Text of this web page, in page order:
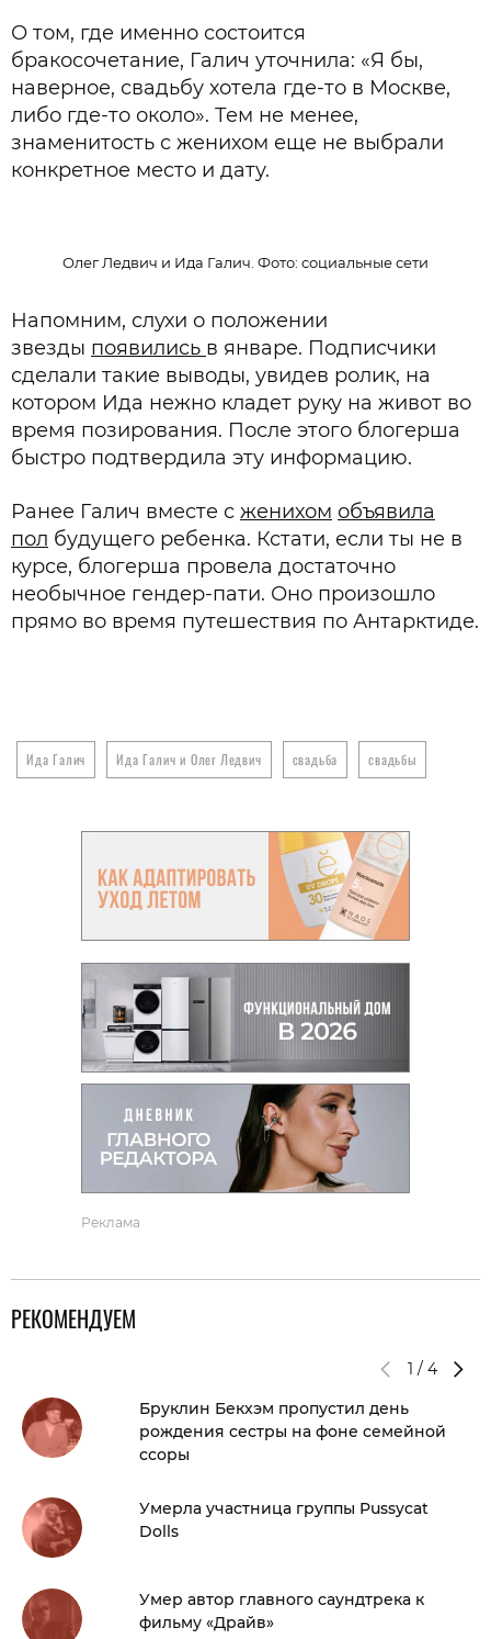
О том, где именно состоится
бракосочетание, Галич уточнила: «Я бы,
наверное, свадьбу хотела где-то в Москве,
либо где-то около». Тем не менее,
знаменитость с женихом еще не выбрали
конкретное место и дату.
Олег Ледвич и Ида Галич. Фото: социальные сети
Напомним, слухи о положении
звезды появились в январе. Подписчики
сделали такие выводы, увидев ролик, на
котором Ида нежно кладет руку на живот во
время позирования. После этого блогерша
быстро подтвердила эту информацию.
Ранее Галич вместе с женихом объявила
пол будущего ребенка. Кстати, если ты не в
курсе, блогерша провела достаточно
необычное гендер-пати. Оно произошло
прямо во время путешествия по Антарктиде.
Ида Галич Ида Галич и Олег Ледвич свадьба свадьбы
Реклама
РЕКОМЕНДУЕМ
1 / 4
Бруклин Бекхэм пропустил день
рождения сестры на фоне семейной
ссоры
Умерла участница группы Pussycat
Dolls
Умер автор главного саундтрека к
фильму «Драйв»